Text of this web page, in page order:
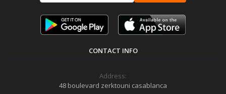
CONTACT INFO
Address:
48 boulevard zerktouni casablanca